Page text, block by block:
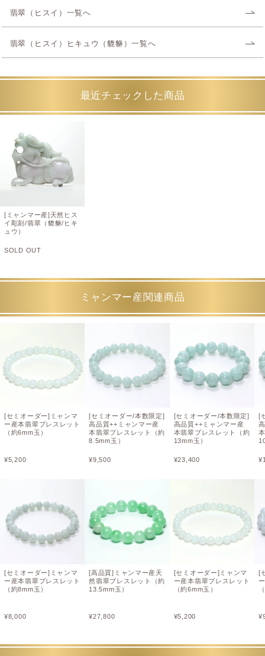
翡翠（ヒスイ）一覧へ
翡翠（ヒスイ）ヒキュウ（貔貅）一覧へ
最近チェックした商品
[ミャンマー産]天然ヒス
イ彫刻/翡翠（貔貅/ヒキ
ュウ）
SOLD OUT
ミャンマー産関連商品
[セミオーダー]ミャンマ
ー産本翡翠ブレスレット
（約6mm玉）
¥5,200
[セミオーダー]ミャンマ
ー産本翡翠ブレスレット
（約8mm玉）
¥8,000
[セミオーダー/本数限定]
高品質++ミャンマー産
本翡翠ブレスレット（約
8.5mm玉）
¥9,500
[高品質]ミャンマー産天
然翡翠ブレスレット（約
13.5mm玉）
¥27,800
[セミオーダー/本数限定]
高品質++ミャンマー産
本翡翠ブレスレット（約
13mm玉）
¥23,400
[セミオーダー]ミャンマ
ー産本翡翠ブレスレット
（約6mm玉）
¥5,200
[
¥
[
¥